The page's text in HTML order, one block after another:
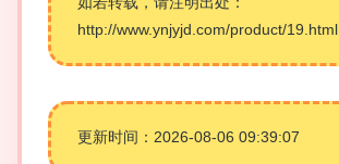
http://www.ynjyjd.com/product/19.html
更新时间：2026-08-06 09:39:07